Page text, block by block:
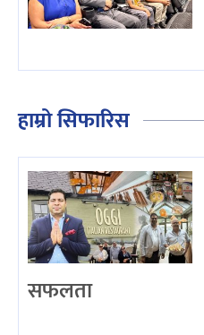
हाम्रो सिफारिस
सफलता